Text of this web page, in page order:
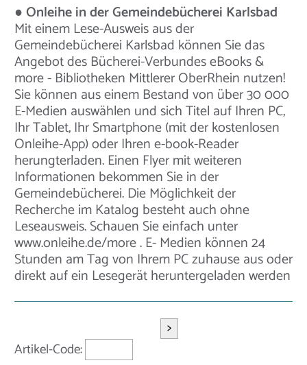
● Onleihe in der Gemeindebücherei Karlsbad
Mit einem Lese-Ausweis aus der
Gemeindebücherei Karlsbad können Sie das
Angebot des Bücherei-Verbundes eBooks &
more - Bibliotheken Mittlerer OberRhein nutzen!
Sie können aus einem Bestand von über 30 000
E-Medien auswählen und sich Titel auf Ihren PC,
Ihr Tablet, Ihr Smartphone (mit der kostenlosen
Onleihe-App) oder Ihren e-book-Reader
herungterladen. Einen Flyer mit weiteren
Informationen bekommen Sie in der
Gemeindebücherei. Die Möglichkeit der
Recherche im Katalog besteht auch ohne
Leseausweis. Schauen Sie einfach unter
www.onleihe.de/more . E- Medien können 24
Stunden am Tag von Ihrem PC zuhause aus oder
direkt auf ein Lesegerät heruntergeladen werden
Artikel-Code:
>